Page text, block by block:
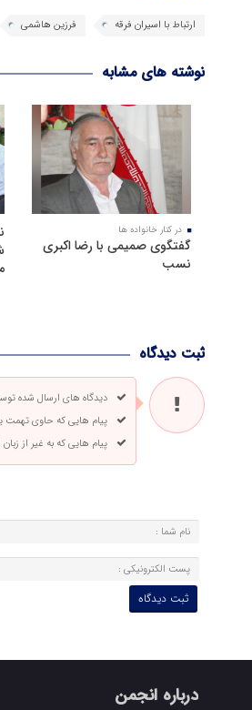
ارتباط با اسیران فرقه فرزین هاشمی
نوشته های مشابه
در کنار خانواده ها
گفتگوی صمیمی با رضا اکبری
نسب
ثبت دیدگاه
دیدگاه های ارسال شده
پیام هایی که حاوی تهمت
پیام هایی که به غیر از
درباره انجمن